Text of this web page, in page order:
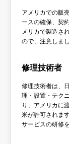
アメリカでの販
ースの確保、契
メリカで製造さ
ので、注意しまし
修理技術者
修理技術者は、
理・設置・テク
り、アメリカに
米が許可されま
サービスの研修